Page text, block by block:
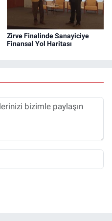
Zirve Finalinde Sanayiciye
Finansal Yol Haritası